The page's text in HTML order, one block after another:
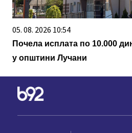
05. 08. 2026 10:54
Почела исплата по 10.000
у општини Лучани